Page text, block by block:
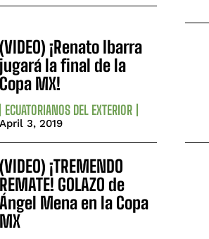
(VIDEO) ¡Renato Ibarra
jugará la final de la
Copa MX!
ECUATORIANOS DEL EXTERIOR
April 3, 2019
(VIDEO) ¡TREMENDO
REMATE! GOLAZO de
Ángel Mena en la Copa
MX